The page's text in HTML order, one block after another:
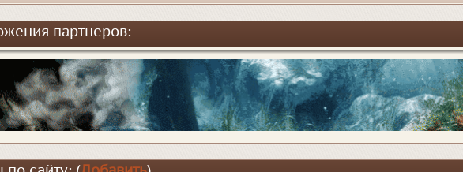
партнеров: